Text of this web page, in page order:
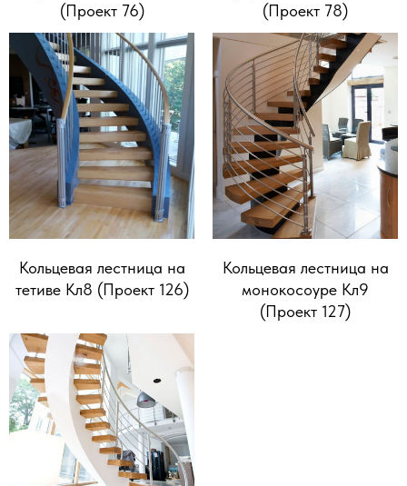
(Проект 76)
(Проект 78)
Кольцевая лестница на
тетиве Кл8 (Проект 126)
Кольцевая лестница на
монокосоуре Кл9
(Проект 127)